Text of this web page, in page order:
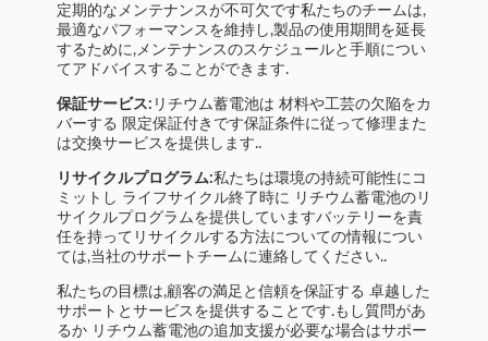
定期的なメンテナンスが不可欠です私たちのチームは,
最適なパフォーマンスを維持し,製品の使用期間を延長
するために,メンテナンスのスケジュールと手順につい
てアドバイスすることができます.
保証サービス: リチウム蓄電池は 材料や工芸の欠陥をカ
バーする 限定保証付きです保証条件に従って修理また
は交換サービスを提供します..
リサイクルプログラム:私たちは環境の持続可能性にコ
ミットし ライフサイクル終了時に リチウム蓄電池のリ
サイクルプログラムを提供していますバッテリーを責
任を持ってリサイクルする方法についての情報につい
ては,当社のサポートチームに連絡してください..
私たちの目標は,顧客の満足と信頼を保証する 卓越した
サポートとサービスを提供することです.もし質問があ
るか リチウム蓄電池の追加支援が必要な場合はサポー